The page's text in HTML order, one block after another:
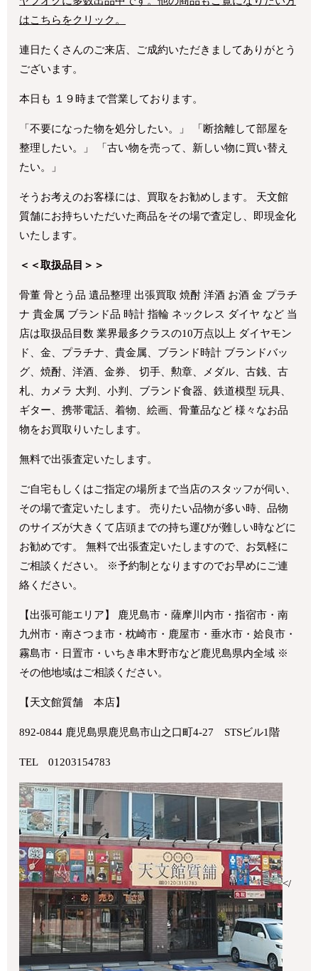
はこちらをクリック。
連日たくさんのご来店、ご成約いただきましてありがとう
ございます。
本日も １９時まで営業しております。
「不要になった物を処分したい。」 「断捨離して部屋を
整理したい。」 「古い物を売って、新しい物に買い替え
たい。」
そうお考えのお客様には、買取をお勧めします。 天文館
質舗にお持ちいただいた商品をその場で査定し、即現金化
いたします。
＜＜取扱品目＞＞
骨董 骨とう品 遺品整理 出張買取 焼酎 洋酒 お酒 金 プラチ
ナ 貴金属 ブランド品 時計 指輪 ネックレス ダイヤ など 当
店は取扱品目数 業界最多クラスの10万点以上 ダイヤモン
ド、金、プラチナ、貴金属、ブランド時計 ブランドバッ
グ、焼酎、洋酒、金券、 切手、勲章、メダル、古銭、古
札、カメラ 大判、小判、ブランド食器、鉄道模型 玩具、
ギター、携帯電話、着物、絵画、骨董品など 様々なお品
物をお買取りいたします。
無料で出張査定いたします。
ご自宅もしくはご指定の場所まで当店のスタッフが伺い、
その場で査定いたします。 売りたい品物が多い時、品物
のサイズが大きくて店頭までの持ち運びが難しい時などに
お勧めです。 無料で出張査定いたしますので、お気軽に
ご相談ください。 ※予約制となりますのでお早めにご連
絡ください。
【出張可能エリア】 鹿児島市・薩摩川内市・指宿市・南
九州市・南さつま市・枕崎市・鹿屋市・垂水市・姶良市・
霧島市・日置市・いちき串木野市など鹿児島県内全域 ※
その他地域はご相談ください。
【天文館質舗 本店】
892-0844 鹿児島県鹿児島市山之口町4-27 STSビル1階
TEL 01203154783
</